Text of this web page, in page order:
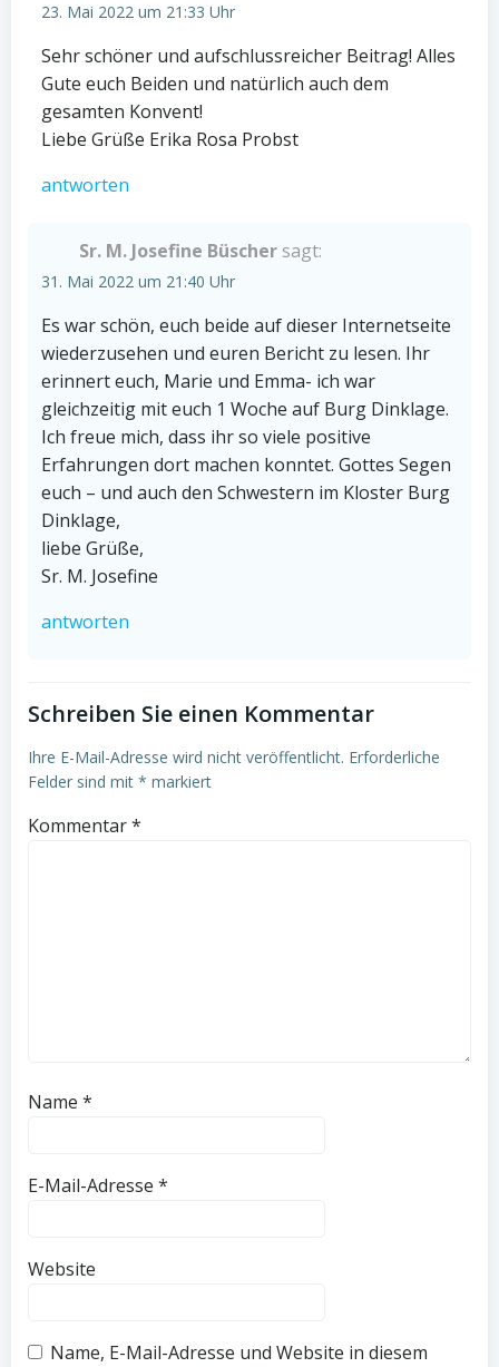
23. Mai 2022 um 21:33 Uhr
Sehr schöner und aufschlussreicher Beitrag! Alles
Gute euch Beiden und natürlich auch dem
gesamten Konvent!
Liebe Grüße Erika Rosa Probst
antworten
Sr. M. Josefine Büscher sagt:
31. Mai 2022 um 21:40 Uhr
Es war schön, euch beide auf dieser Internetseite
wiederzusehen und euren Bericht zu lesen. Ihr
erinnert euch, Marie und Emma- ich war
gleichzeitig mit euch 1 Woche auf Burg Dinklage.
Ich freue mich, dass ihr so viele positive
Erfahrungen dort machen konntet. Gottes Segen
euch – und auch den Schwestern im Kloster Burg
Dinklage,
liebe Grüße,
Sr. M. Josefine
antworten
Schreiben Sie einen Kommentar
Ihre E-Mail-Adresse wird nicht veröffentlicht. Erforderliche
Felder sind mit * markiert
Kommentar*
Name *
E-Mail-Adresse *
Website
Name, E-Mail-Adresse und Website in diesem